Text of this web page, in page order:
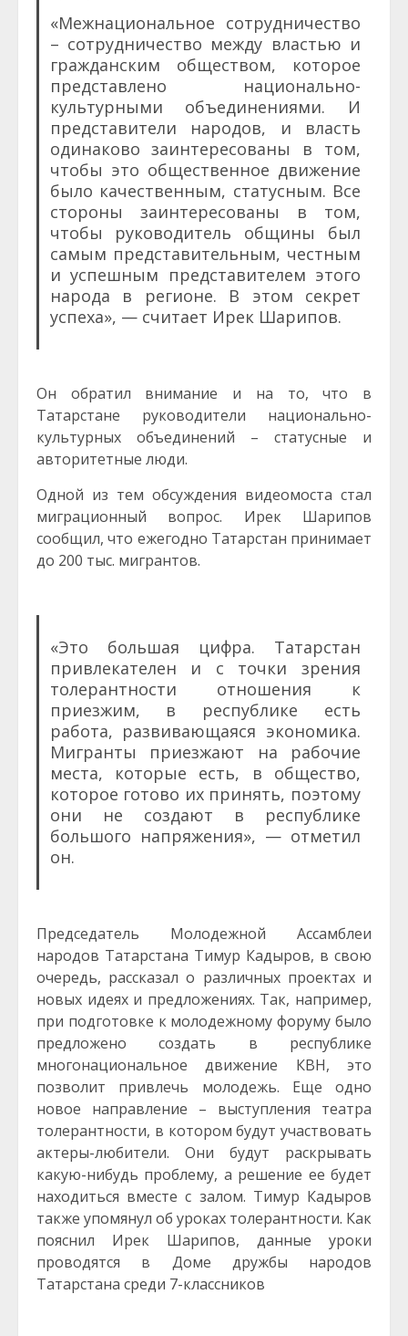
«Межнациональное сотрудничество
– сотрудничество между властью и
гражданским обществом, которое
представлено национально-
культурными объединениями. И
представители народов, и власть
одинаково заинтересованы в том,
чтобы это общественное движение
было качественным, статусным. Все
стороны заинтересованы в том,
чтобы руководитель общины был
самым представительным, честным
и успешным представителем этого
народа в регионе. В этом секрет
успеха», — считает Ирек Шарипов.
Он обратил внимание и на то, что в
Татарстане руководители национально-
культурных объединений – статусные и
авторитетные люди.
Одной из тем обсуждения видеомоста стал
миграционный вопрос. Ирек Шарипов
сообщил, что ежегодно Татарстан принимает
до 200 тыс. мигрантов.
«Это большая цифра. Татарстан
привлекателен и с точки зрения
толерантности отношения к
приезжим, в республике есть
работа, развивающаяся экономика.
Мигранты приезжают на рабочие
места, которые есть, в общество,
которое готово их принять, поэтому
они не создают в республике
большого напряжения», — отметил
он.
Председатель Молодежной Ассамблеи
народов Татарстана Тимур Кадыров, в свою
очередь, рассказал о различных проектах и
новых идеях и предложениях. Так, например,
при подготовке к молодежному форуму было
предложено создать в республике
многонациональное движение КВН, это
позволит привлечь молодежь. Еще одно
новое направление – выступления театра
толерантности, в котором будут участвовать
актеры-любители. Они будут раскрывать
какую-нибудь проблему, а решение ее будет
находиться вместе с залом. Тимур Кадыров
также упомянул об уроках толерантности. Как
пояснил Ирек Шарипов, данные уроки
проводятся в Доме дружбы народов
Татарстана среди 7-классников